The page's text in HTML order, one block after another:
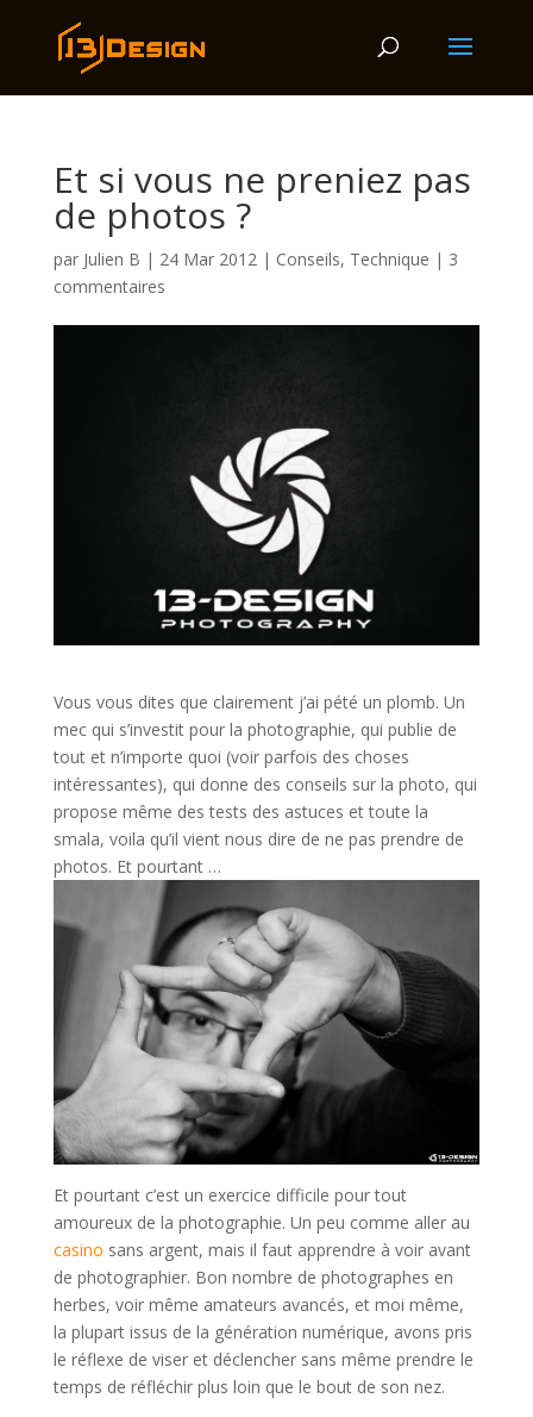
Et si vous ne preniez pas
de photos ?
par Julien B | 24 Mar 2012| Conseils, Technique | 3
commentaires
Vous vous dites que clairement j’ai pété un plomb. Un
mec qui s’investit pour la photographie, qui publie de
tout et n’importe quoi (voir parfois des choses
intéressantes), qui donne des conseils sur la photo, qui
propose même des tests des astuces et toute la
smala, voila qu’il vient nous dire de ne pas prendre de
photos. Et pourtant …
Et pourtant c’est un exercice difficile pour tout
amoureux de la photographie. Un peu comme aller au
casino sans argent, mais il faut apprendre à voir avant
de photographier. Bon nombre de photographes en
herbes, voir même amateurs avancés, et moi même,
la plupart issus de la génération numérique, avons pris
le réflexe de viser et déclencher sans même prendre le
temps de réfléchir plus loin que le bout de son nez.